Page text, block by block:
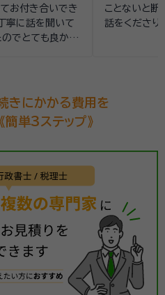
お付き合いでき
寧に話を聞いて
でとても良かっ
ことないと断
話をくださり
きにかかる費用を
簡単3ステップ》